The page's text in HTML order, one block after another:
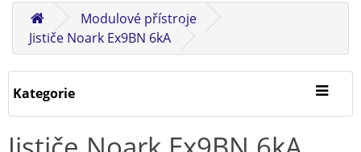
Modulové přístroje
Jističe Noark Ex9BN 6kA
Kategorie